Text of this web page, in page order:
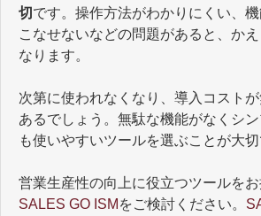
切 です。操作方法がわかりにくい、
こなせないなどの問題があると、か
なります。
次第に使われなくなり、導入コスト
あるでしょう。無駄な機能がなくシ
も使いやすいツールを選ぶことが大切
営業生産性の向上に役立つツールを
SALES GO ISM をご検討ください。